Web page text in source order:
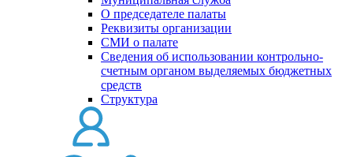
О председателе палаты
Реквизиты организации
СМИ о палате
Сведения об использовании контрольно-
счетным органом выделяемых бюджетных
средств
Структура